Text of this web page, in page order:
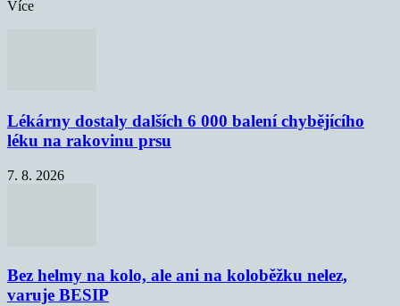
Více
Lékárny dostaly dalších 6 000 balení chybějícího
léku na rakovinu prsu
7. 8. 2026
Bez helmy na kolo, ale ani na koloběžku nelez,
varuje BESIP